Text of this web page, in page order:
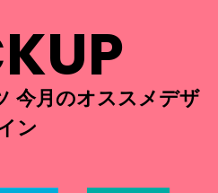
今月のオススメデザ
ン